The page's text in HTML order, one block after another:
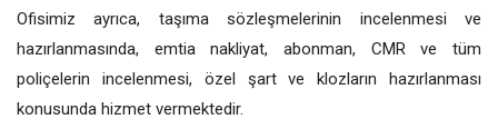
Ofisimiz ayrıca, taşıma sözleşmelerinin incelenmesi ve
hazırlanmasında, emtia nakliyat, abonman, CMR ve tüm
poliçelerin incelenmesi, özel şart ve klozların hazırlanması
konusunda hizmet vermektedir.